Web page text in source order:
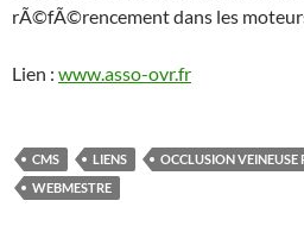
rÃ©fÃ©rencement dans les
Lien : www.asso-ovr.fr
CMS LIENS OCCLUSION
WEBMESTRE